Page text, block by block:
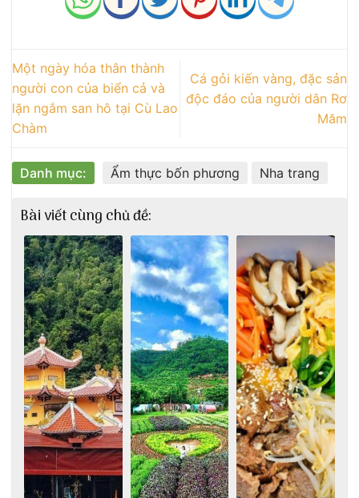
Một ngày hóa thân thành
người con của biển cả và
lặn ngắm san hô tại Cù Lao
Chàm
Cá gỏi kiến vàng, đặc sản
độc đáo của người dân Rơ
Măm
Danh mục: Ẩm thực bốn phương Nha trang
Bài viết cùng chủ đề: